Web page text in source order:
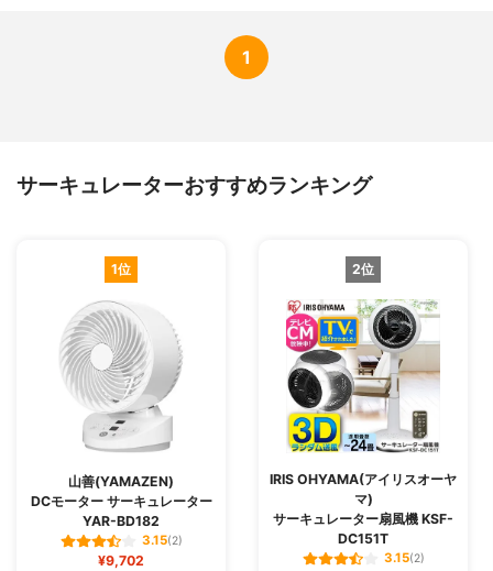
1
サーキュレーターおすすめランキング
1位
山善(YAMAZEN)
DCモーター サーキュレーター
YAR-BD182
3.15(2)
¥9,702
2位
IRIS OHYAMA(アイリスオーヤ
マ)
サーキュレーター扇風機 KSF-
DC151T
3.15(2)